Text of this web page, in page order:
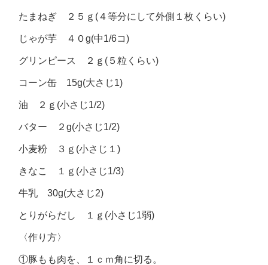
たまねぎ ２５ｇ(４等分にして外側１枚くらい)
じゃが芋 ４０g(中1/6コ)
グリンピース ２ｇ(５粒くらい)
コーン缶 15g(大さじ1)
油 ２ｇ(小さじ1/2)
バター ２g(小さじ1/2)
小麦粉 ３ｇ(小さじ１)
きなこ １ｇ(小さじ1/3)
牛乳 30g(大さじ2)
とりがらだし １ｇ(小さじ1弱)
〈作り方〉
①豚もも肉を、１ｃｍ角に切る。